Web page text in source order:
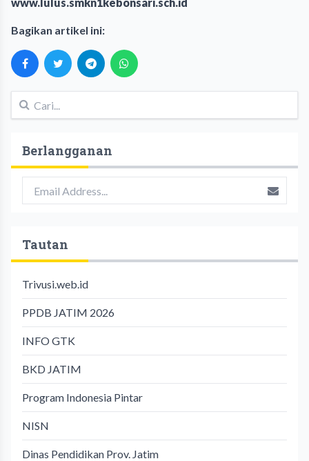
Bagikan artikel ini:
Berlangganan
Tautan
Trivusi.web.id
PPDB JATIM 2026
INFO GTK
BKD JATIM
Program Indonesia Pintar
NISN
Dinas Pendidikan Prov. Jatim